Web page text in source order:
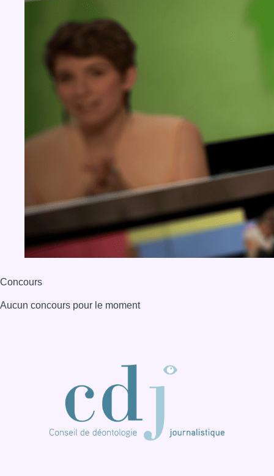
Concours
Aucun concours pour le moment